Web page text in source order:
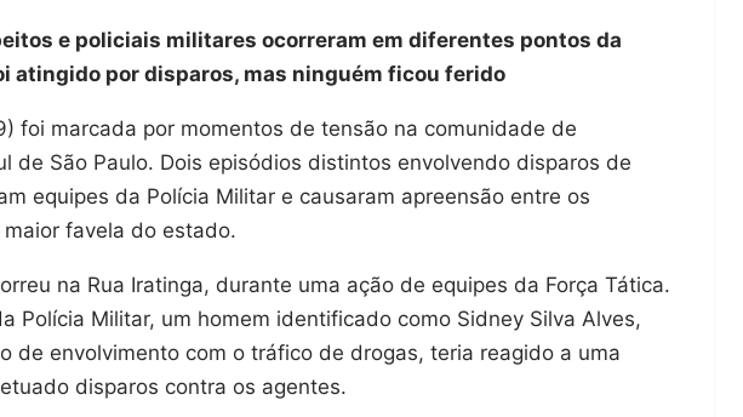
e policiais militares ocorreram em diferentes pontos da
atingido por disparos, mas ninguém ficou ferido
foi marcada por momentos de tensão na comunidade de
de São Paulo. Dois episódios distintos envolvendo disparos de
equipes da Polícia Militar e causaram apreensão entre os
favela do estado.
na Rua Iratinga, durante uma ação de equipes da Força Tática.
Polícia Militar, um homem identificado como Sidney Silva Alves,
de envolvimento com o tráfico de drogas, teria reagido a uma
disparos contra os agentes.